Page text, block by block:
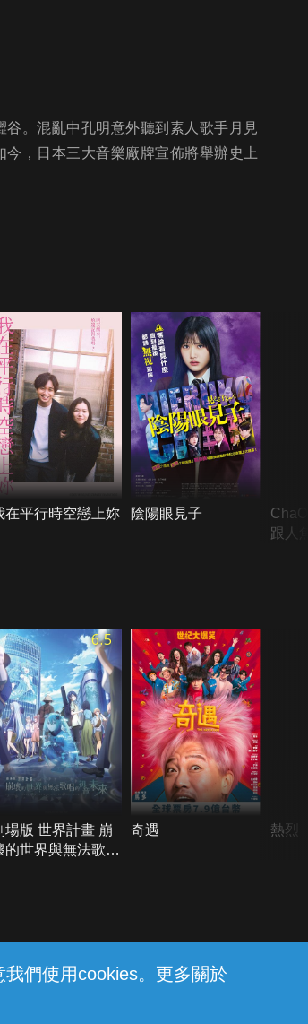
們使用cookies。更多關於
谷。混亂中孔明意外聽到素人歌手月見
，日本三大音樂廠牌宣佈將舉辦史上
在平行時空戀上妳 陰陽眼見子
跟人
6.5
場版 世界計畫 崩
的世界與無法歌唱
奇遇 熱烈